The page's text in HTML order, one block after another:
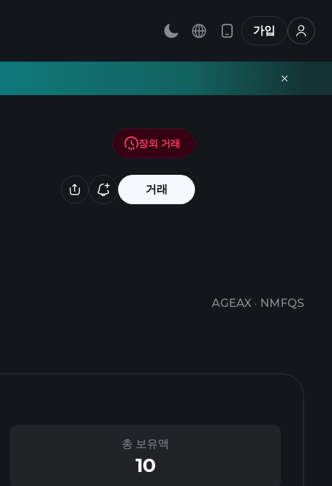
가입
거래
AGEAX · NMFQS
장외 거래
총 보유액
10